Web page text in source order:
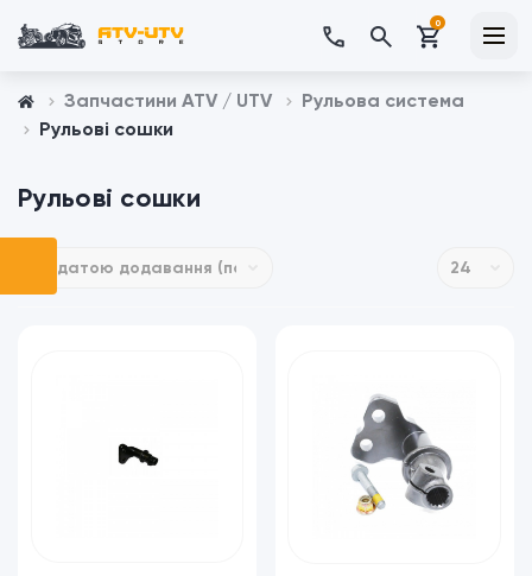
0
Запчастини ATV / UTV
Рульова система
Рульові сошки
Рульові сошки